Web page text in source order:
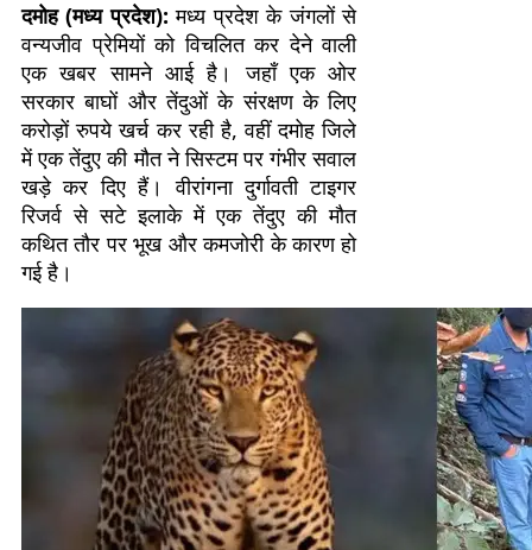
दमोह (मध्य प्रदेश): मध्य प्रदेश के जंगलों से
वन्यजीव प्रेमियों को विचलित कर देने वाली
एक खबर सामने आई है। जहाँ एक ओर
सरकार बाघों और तेंदुओं के संरक्षण के लिए
करोड़ों रुपये खर्च कर रही है, वहीं दमोह जिले
में एक तेंदुए की मौत ने सिस्टम पर गंभीर सवाल
खड़े कर दिए हैं। वीरांगना दुर्गावती टाइगर
रिजर्व से सटे इलाके में एक तेंदुए की मौत
कथित तौर पर भूख और कमजोरी के कारण हो
गई है।